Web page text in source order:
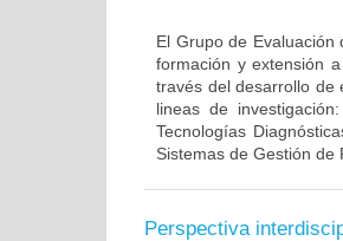
El Grupo de Evaluación
formación y extensión
través del desarrollo de
lineas de
Tecnologías
Sistemas de Gestión de
Perspectiva